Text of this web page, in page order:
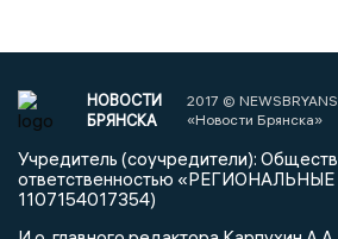
НОВОСТИ
БРЯНСКА
2017 ©
«Новости Брянска»
Учредитель (соучредители):
ответственностью
1107154017354)